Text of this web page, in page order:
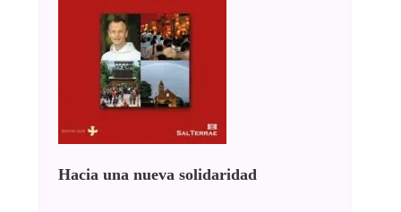
Hacia una nueva solidaridad